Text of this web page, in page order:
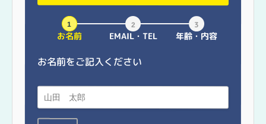
お名前 EMAIL・TEL 年齢・内容
お名前をご記入ください